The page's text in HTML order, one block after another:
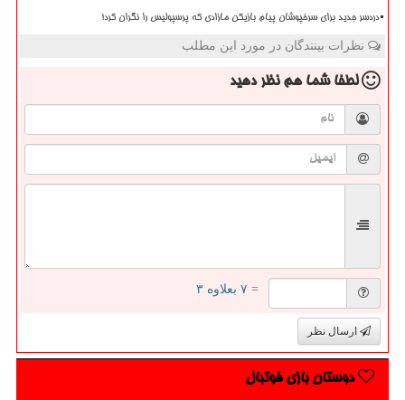
دردسر جدید برای سرخپوشان پیام بازیکن مازادی که پرسپولیس را نگران کرد!
نظرات بینندگان در مورد این مطلب
لطفا شما همنظر دهید
= ۷ بعلاوه ۳
ارسال نظر
دوستان بازی فوتبال